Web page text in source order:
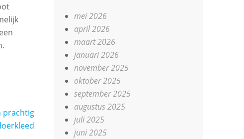
prachtig
mei 2026
april 2026
maart 2026
januari 2026
november 2025
oktober 2025
september 2025
augustus 2025
juli 2025
juni 2025